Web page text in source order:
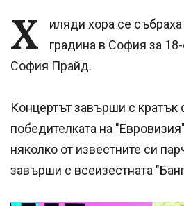
Х
иляди хора се
градина в София за
София Прайд.
Концертът завърши с кратък
победителката на
няколко от известните си
завърши с всеизестната